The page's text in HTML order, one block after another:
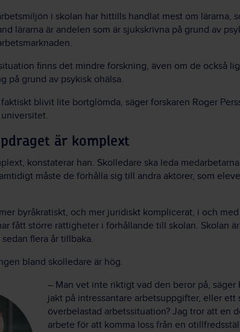
i skolan har hittills handlat mest om lärarna,
lärarna är andelen som är sjukskrivna på grund av
finns det mindre forskning, även om de också
på grund av psykisk ohälsa.
blivit lite bortglömda, säger forskaren Roger
är komplext
konstaterar han. Skolledare ska leda
måste de förhålla sig till andra aktörer, som
byråkratiskt, och mer juridiskt komplicerat, i och
fått större rättigheter i förhållande till skolan. Skolan
flera år tillbaka.
bland skolledare är hög.
– Man vet inte riktigt vad den beror på, säger
jakt på intressantare arbetsuppgifter, eller ett
överbelastad arbetssituation? Jag tror att en
arbete för att komma loss från en